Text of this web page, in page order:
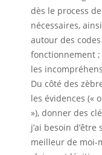
dès le process
nécessaires,
autour des
fonctionnement
les
Du côté des
les évidences («
»), donner des
j’ai besoin
meilleur de moi-